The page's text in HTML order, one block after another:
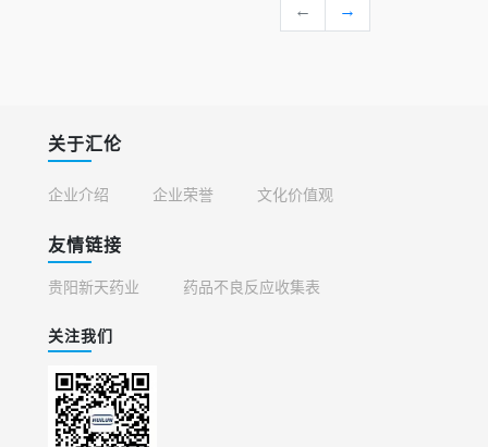
← →
关于汇伦
企业介绍 企业荣誉 文化价值观
友情链接
贵阳新天药业 药品不良反应收集表
关注我们